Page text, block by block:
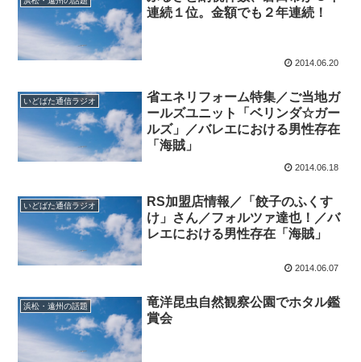
連続１位。金額でも２年連続！
2014.06.20
いどばた通信ラジオ
省エネリフォーム特集／ご当地ガ
ールズユニット「ベリンダ☆ガー
ルズ」／バレエにおける男性存在
「海賊」
2014.06.18
いどばた通信ラジオ
RS加盟店情報／「餃子のふくす
け」さん／フォルツァ達也！／バ
レエにおける男性存在「海賊」
2014.06.07
浜松・遠州の話題
竜洋昆虫自然観察公園でホタル鑑
賞会